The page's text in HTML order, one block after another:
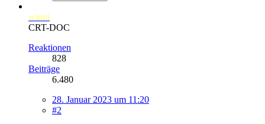
winni
CRT-DOC
Reaktionen
828
Beiträge
6.480
28. Januar 2023 um 11:20
#2